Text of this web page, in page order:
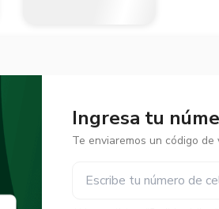
Ingresa tu
Te enviaremos un código de